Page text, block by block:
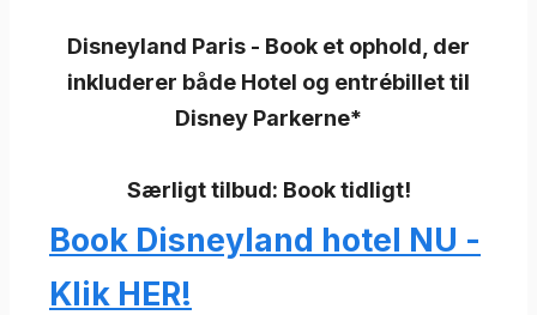
Disneyland Paris - Book et ophold, der
inkluderer både Hotel og entrébillet til
Disney Parkerne*
Særligt tilbud: Book tidligt!
Book Disneyland hotel NU -
Klik HER!